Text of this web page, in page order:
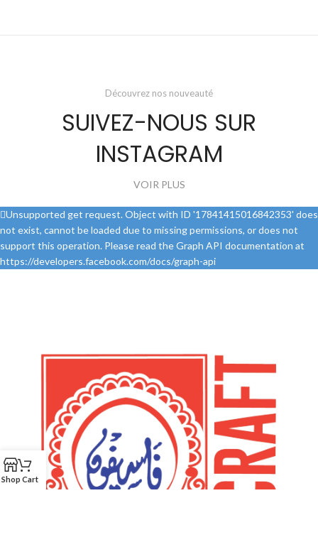
Découvrez nos nouveauté
SUIVEZ-NOUS SUR
INSTAGRAM
VOIR PLUS
Unsupported get request. Object with ID '17841415016842353' does
not exist, cannot be loaded due to missing permissions, or does not
support this operation. Please read the Graph API documentation at
https://developers.facebook.com/docs/graph-api
Shop Cart